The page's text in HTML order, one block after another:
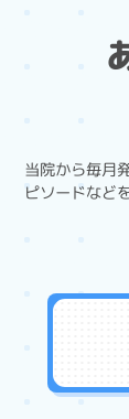
当院から毎月
ピソードなど